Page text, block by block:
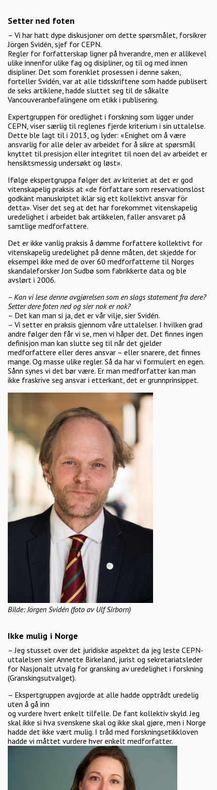
Setter ned foten
– Vi har hatt dype diskusjoner om dette spørsmålet, forsikrer
Jörgen Svidén, sjef for CEPN.
Regler for forfatterskap ligner på hverandre, men er allikevel
ulike innenfor ulike fag og disipliner, og til og med innen
disipliner. Det som forenklet prosessen i denne saken,
forteller Svidén, var at alle tidsskriftene som hadde publisert
de seks artiklene, hadde sluttet seg til de såkalte
Vancouveranbefalingene om etikk i publisering.
Expertgruppen för oredlighet i forskning som ligger under
CEPN, viser særlig til reglenes fjerde kriterium i sin uttalelse.
Dette ble lagt til i 2013, og lyder: «Enighet om å være
ansvarlig for alle deler av arbeidet for å sikre at spørsmål
knyttet til presisjon eller integritet til noen del av arbeidet er
hensiktsmessig undersøkt og løst».
Ifølge ekspertgruppa følger det av kriteriet at det er god
vitenskapelig praksis at «de författare som reservationslöst
godkänt manuskriptet iklär sig ett kollektivt ansvar för
detta». Viser det seg at det har forekommet vitenskapelig
uredelighet i arbeidet bak artikkelen, faller ansvaret på
samtlige medforfattere.
Det er ikke vanlig praksis å dømme forfattere kollektivt for
vitenskapelig uredelighet på denne måten, det skjedde for
eksempel ikke med de over 60 medforfatterne til Norges
skandaleforsker Jon Sudbø som fabrikkerte data og ble
avslørt i 2006.
– Kan vi lese denne avgjørelsen som en slags statement fra dere?
Setter dere foten ned og sier nok er nok?
– Det kan man si ja, det er vår vilje, sier Svidén.
– Vi setter en praksis gjennom våre uttalelser. I hvilken grad
andre følger den får vi se, men vi håper det. Det finnes ingen
definisjon man kan slutte seg til når det gjelder
medforfattere eller deres ansvar – eller snarere, det finnes
mange. Og masse ulike regler. Så da har vi formulert en egen.
Sånn synes vi det bør være. Er man medforfatter kan man
ikke fraskrive seg ansvar i etterkant, det er grunnprinsippet.
Bilde: Jörgen Svidén (foto av Ulf Sirborn)
Ikke mulig i Norge
– Jeg stusset over det juridiske aspektet da jeg leste CEPN-
uttalelsen sier Annette Birkeland, jurist og sekretariatsleder
for Nasjonalt utvalg for gransking av uredelighet i forskning
(Granskingsutvalget).
– Ekspertgruppen avgjorde at alle hadde opptrådt uredelig
uten å gå inn
og vurdere hvert enkelt tilfelle. De fant kollektiv skyld. Jeg
skal ikke si hva svenskene skal og ikke skal gjøre, men i Norge
hadde det ikke vært mulig. I tråd med forskningsetikkloven
hadde vi måttet vurdere hver enkelt medforfatter.